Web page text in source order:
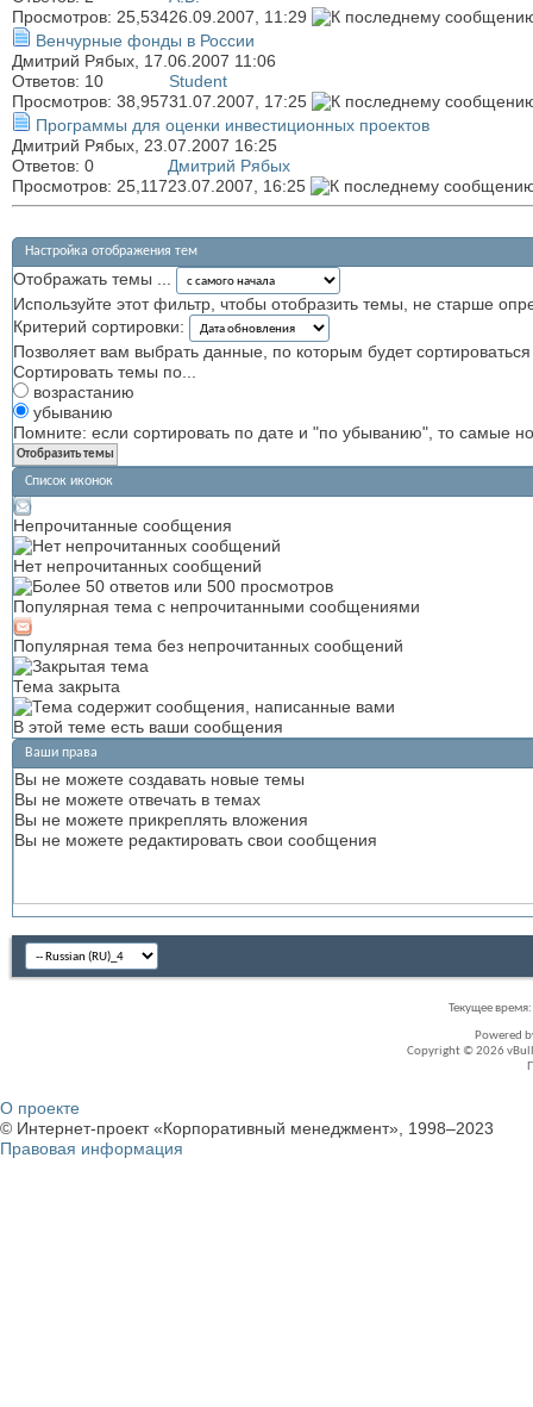
Просмотров: 25,53426.09.2007, 11:29
Венчурные фонды в России
Дмитрий Рябых , 17.06.2007 11:06
Ответов: 10
Просмотров: 38,957
Student
31.07.2007, 17:25
Программы для оценки инвестиционных проектов
Дмитрий Рябых , 23.07.2007 16:25
Ответов: 0
Просмотров: 25,117
Дмитрий Рябых
23.07.2007, 16:25
Настройка отображения тем
Отображать темы ...
Используйте этот фильтр, чтобы отобразить темы, не старше
Критерий сортировки:
Позволяет вам выбрать данные, по которым будет
Сортировать темы по...
возрастанию
убыванию
Помните: если сортировать по дате и "по убыванию", то самые
Список иконок
Непрочитанные сообщения
Нет непрочитанных сообщений
Популярная тема с непрочитанными сообщениями
Популярная тема без непрочитанных сообщений
Тема закрыта
В этой теме есть ваши сообщения
Ваши права
Вы не можете создавать новые темы
Вы не можете отвечать в темах
Вы не можете прикреплять вложения
Вы не можете редактировать свои сообщения
Текущее время:
Powered
Copyright © 2026
О проекте
© Интернет-проект «Корпоративный менеджмент», 1998–2023
Правовая информация